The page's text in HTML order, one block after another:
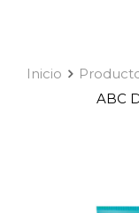
Inicio
ABC